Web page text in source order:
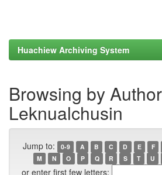
Huachiew Archiving System
Browsing by
Leknualchusin
Jump to: 0-9 A B C D E F
M
N O P Q R S T U
or enter first few letters: